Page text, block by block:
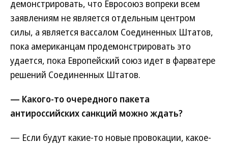
демонстрировать, что Евросоюз вопреки всем
заявлениям не является отдельным центром
силы, а является вассалом Соединенных Штатов,
пока американцам продемонстрировать это
удается, пока Европейский союз идет в фарватере
решений Соединенных Штатов.
— Какого-то очередного пакета
антироссийских санкций можно ждать?
— Если будут какие-то новые провокации, какое-